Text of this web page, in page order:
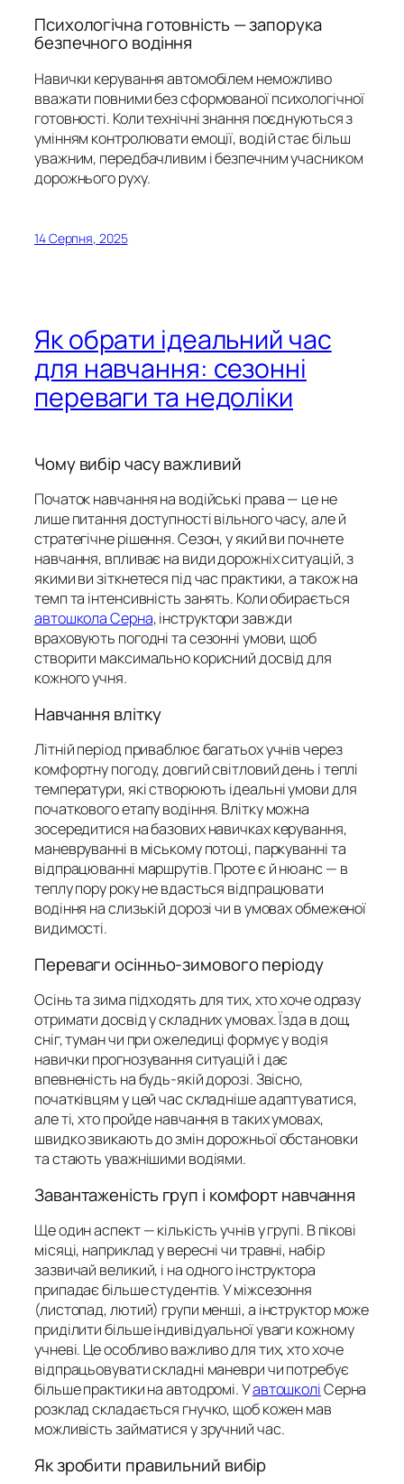
Психологічна готовність — запорука
безпечного водіння
Навички керування автомобілем неможливо
вважати повними без сформованої психологічної
готовності. Коли технічні знання поєднуються з
умінням контролювати емоції, водій стає більш
уважним, передбачливим і безпечним учасником
дорожнього руху.
14 Серпня, 2025
Як обрати ідеальний час
для навчання: сезонні
переваги та недоліки
Чому вибір часу важливий
Початок навчання на водійські права — це не
лише питання доступності вільного часу, але й
стратегічне рішення. Сезон, у який ви почнете
навчання, впливає на види дорожніх ситуацій, з
якими ви зіткнетеся під час практики, а також на
темп та інтенсивність занять. Коли обирається
автошкола Серна, інструктори завжди
враховують погодні та сезонні умови, щоб
створити максимально корисний досвід для
кожного учня.
Навчання влітку
Літній період приваблює багатьох учнів через
комфортну погоду, довгий світловий день і теплі
температури, які створюють ідеальні умови для
початкового етапу водіння. Влітку можна
зосередитися на базових навичках керування,
маневруванні в міському потоці, паркуванні та
відпрацюванні маршрутів. Проте є й нюанс — в
теплу пору року не вдасться відпрацювати
водіння на слизькій дорозі чи в умовах обмеженої
видимості.
Переваги осінньо-зимового періоду
Осінь та зима підходять для тих, хто хоче одразу
отримати досвід у складних умовах. Їзда в дощ,
сніг, туман чи при ожеледиці формує у водія
навички прогнозування ситуацій і дає
впевненість на будь-якій дорозі. Звісно,
початківцям у цей час складніше адаптуватися,
але ті, хто пройде навчання в таких умовах,
швидко звикають до змін дорожньої обстановки
та стають уважнішими водіями.
Завантаженість груп і комфорт навчання
Ще один аспект — кількість учнів у групі. В пікові
місяці, наприклад у вересні чи травні, набір
зазвичай великий, і на одного інструктора
припадає більше студентів. У міжсезоння
(листопад, лютий) групи менші, а інструктор може
приділити більше індивідуальної уваги кожному
учневі. Це особливо важливо для тих, хто хоче
відпрацьовувати складні маневри чи потребує
більше практики на автодромі. УавтошколіСерна
розклад складається гнучко, щоб кожен мав
можливість займатися у зручний час.
Як зробити правильний вибір